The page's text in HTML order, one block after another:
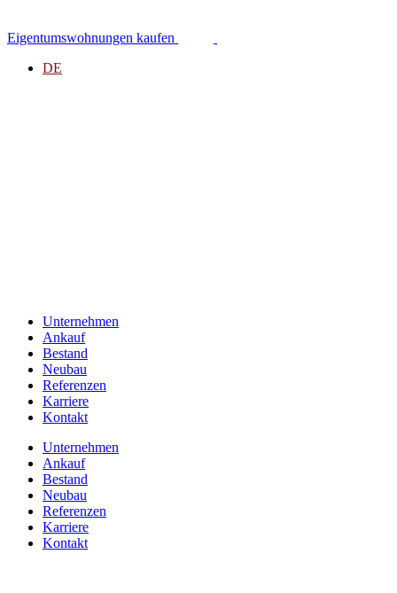
Inhalt
springen
Eigentumswohnungen kaufen
DE
Unternehmen
Ankauf
Bestand
Neubau
Referenzen
Karriere
Kontakt
Unternehmen
Ankauf
Bestand
Neubau
Referenzen
Karriere
Kontakt